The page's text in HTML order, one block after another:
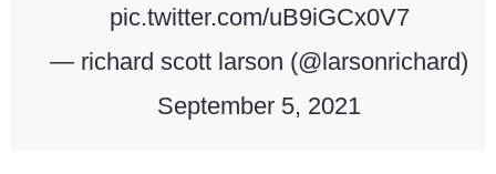
pic.twitter.com/uB9iGCx0V7
— richard scott larson (@larsonrichard)
September 5, 2021